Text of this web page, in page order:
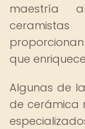
maestría
que
Algunas de
de cerámica